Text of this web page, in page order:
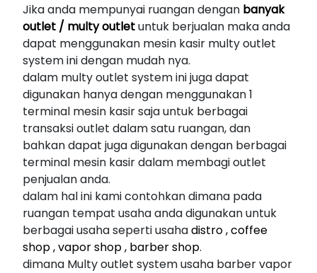
Jika anda mempunyai ruangan dengan banyak
outlet / multy outletuntuk berjualan maka anda
dapat menggunakan mesin kasir multy outlet
system ini dengan mudah nya.
dalam multy outlet system ini juga dapat
digunakan hanya dengan menggunakan 1
terminal mesin kasir saja untuk berbagai
transaksi outlet dalam satu ruangan, dan
bahkan dapat juga digunakan dengan berbagai
terminal mesin kasir dalam membagi outlet
penjualan anda.
dalam hal ini kami contohkan dimana pada
ruangan tempat usaha anda digunakan untuk
berbagai usaha seperti usahadistro , coffee
shop , vapor shop , barber shop.
dimana Multy outlet system usaha barber vapor